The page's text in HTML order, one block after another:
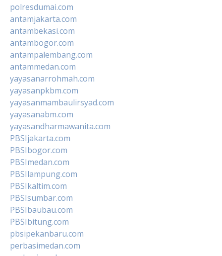
polresdumai.com
antamjakarta.com
antambekasi.com
antambogor.com
antampalembang.com
antammedan.com
yayasanarrohmah.com
yayasanpkbm.com
yayasanmambaulirsyad.com
yayasanabm.com
yayasandharmawanita.com
PBSIjakarta.com
PBSIbogor.com
PBSImedan.com
PBSIlampung.com
PBSIkaltim.com
PBSIsumbar.com
PBSIbaubau.com
PBSIbitung.com
pbsipekanbaru.com
perbasimedan.com